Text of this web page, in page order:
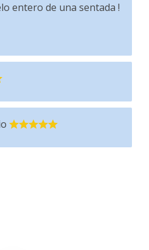
entero de una sentada !